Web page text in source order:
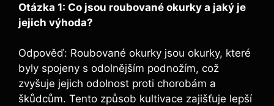
Otázka⁤ 1: Co jsou roubované⁤ okurky a ​jaký je
jejich výhoda?
Odpověď: Roubované ⁤okurky jsou okurky, které
byly spojeny s odolnějším podnožím, což
zvyšuje jejich⁤ odolnost proti chorobám a
škůdcům. Tento způsob kultivace zajišťuje lepší